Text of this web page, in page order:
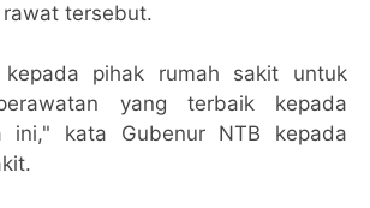
tersebut.
pihak rumah sakit untuk
yang terbaik kepada
ini," kata Gubenur NTB kepada